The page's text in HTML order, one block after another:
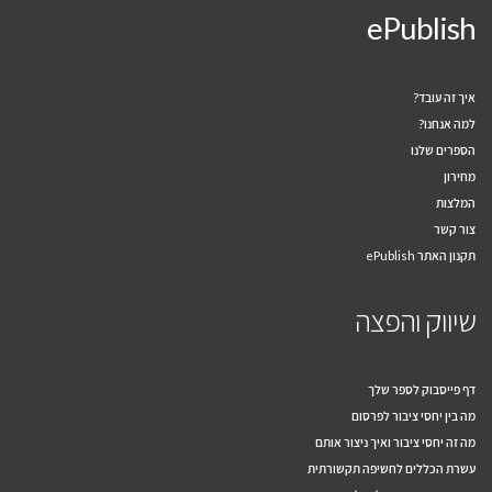
ePublish
איך זה עובד?
למה אנחנו?
הספרים שלנו
מחירון
המלצות
צור קשר
תקנון האתר ePublish
שיווק והפצה
דף פייסבוק לספר שלך
מה בין יחסי ציבור לפרסום
מה זה יחסי ציבור ואיך ניצור אותם
עשרת הכללים לחשיפה תקשורתית